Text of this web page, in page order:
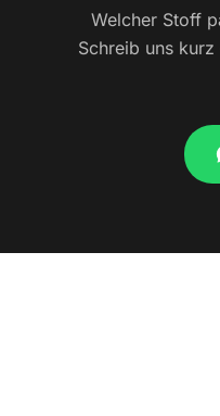
Welcher Stoff
Schreib uns